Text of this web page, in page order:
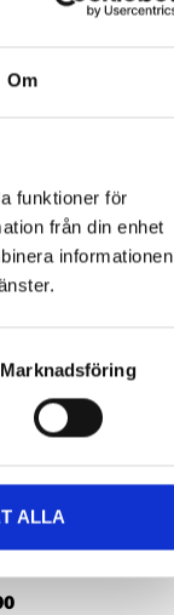
Om
funktioner för
från din enhet
informationen
Marknadsföring
ALLA